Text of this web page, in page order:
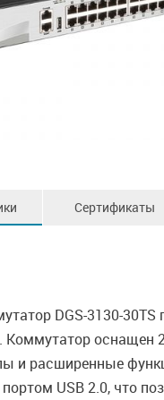
Сертификаты
DGS-3130-
оснащен
и расширенные
USB 2.0, что